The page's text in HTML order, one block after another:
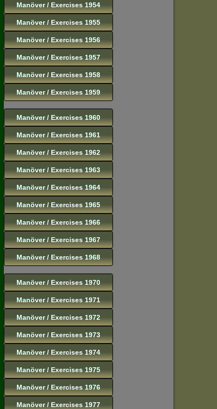
Manöver / Exercises 1954
Manöver / Exercises 1955
Manöver / Exercises 1956
Manöver / Exercises 1957
Manöver / Exercises 1958
Manöver / Exercises 1959
Manöver / Exercises 1960
Manöver / Exercises 1961
Manöver / Exercises 1962
Manöver / Exercises 1963
Manöver / Exercises 1964
Manöver / Exercises 1965
Manöver / Exercises 1966
Manöver / Exercises 1967
Manöver / Exercises 1968
Manöver / Exercises 1970
Manöver / Exercises 1971
Manöver / Exercises 1972
Manöver / Exercises 1973
Manöver / Exercises 1974
Manöver / Exercises 1975
Manöver / Exercises 1976
Manöver / Exercises 1977